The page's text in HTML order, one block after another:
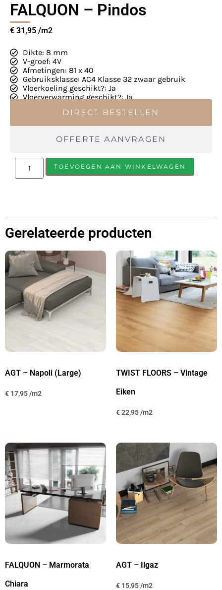
FALQUON – Pindos
€ 31,95
Dikte: 8 mm
V-groef: 4V
Afmetingen: 81 x 40
Gebruiksklasse: AC4 Klasse 32 zwaar gebruik
Vloerkoeling geschikt?: Ja
Vloerverwarming geschikt?: Ja
DIRECT BESTELLEN
OFFERTE AANVRAGEN
TOEVOEGEN AAN WINKELWAGEN
Gerelateerde producten
AGT – Napoli (Large)
€ 17,95
TWIST FLOORS – Vintage
Eiken
€22,95
FALQUON – Marmorata
Chiara
AGT – Ilgaz
€ 15,95